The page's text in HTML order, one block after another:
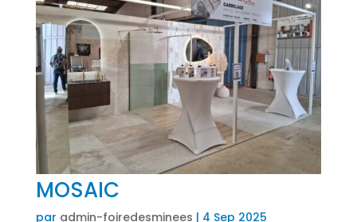
MOSAIC
par admin-foiredesminees | 4 Sep 2025